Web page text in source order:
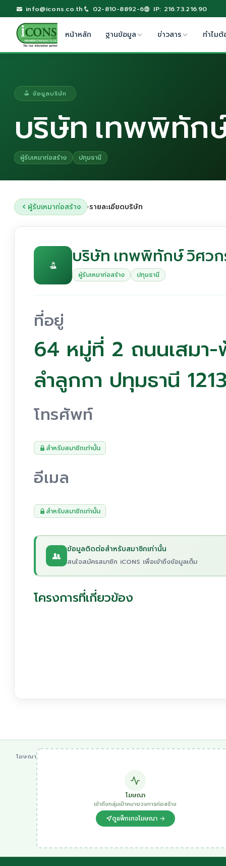
info@icons.co.th 02-810-8892-6 IP: 216.73.216.90
หน้าหลัก ฐานข้อมูล ข่าวสาร ทำไมต้
ข้อมูลบริษัท
บริษัท เทพพิทัก
ผู้รับเหมาก่อสร้าง ปทุมธานี
ผู้รับเหมาก่อสร้าง ›รายละเอียดบริษัท
บริษัท เทพพิทักษ์ วิศวก
ผู้รับเหมาก่อสร้าง ปทุมธานี
ที่อยู่
64 หมู่ที่ 2 ถนนเสมา-
ลำลูกกา ปทุมธานี
โทรศัพท์
สำหรับสมาชิกเท่านั้น
อีเมล
สำหรับสมาชิกเท่านั้น
ข้อมูลติดต่อสำหรับสมาชิกเท่านั้น
สนใจสมัครสมาชิก iCONS เพื่อเข้าถึงข้อมูลเต็ม
โครงการที่เกี่ยวข้อง
โฆษณา
โฆษณา
เข้าถึงกลุ่มเป้าหมายวงการก่อสร้าง
ดูแพ็กเกจโฆษณา →